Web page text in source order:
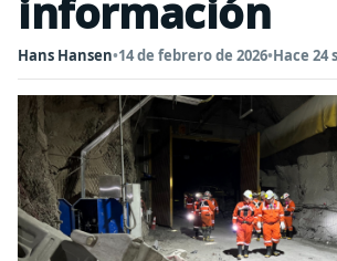
información
Hans Hansen•14 de febrero de 2026•Hace 24